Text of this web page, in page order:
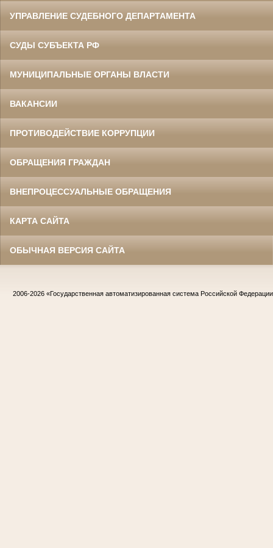
УПРАВЛЕНИЕ СУДЕБНОГО ДЕПАРТАМЕНТА
СУДЫ СУБЪЕКТА РФ
МУНИЦИПАЛЬНЫЕ ОРГАНЫ ВЛАСТИ
ВАКАНСИИ
ПРОТИВОДЕЙСТВИЕ КОРРУПЦИИ
ОБРАЩЕНИЯ ГРАЖДАН
ВНЕПРОЦЕССУАЛЬНЫЕ ОБРАЩЕНИЯ
КАРТА САЙТА
ОБЫЧНАЯ ВЕРСИЯ САЙТА
2006-2026 «Государственная автоматизированная система Российской